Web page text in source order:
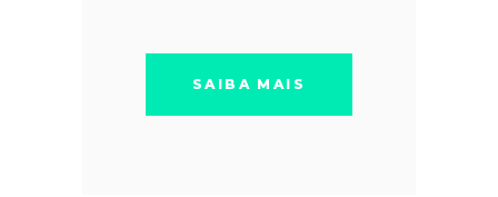
SAIBA MAIS